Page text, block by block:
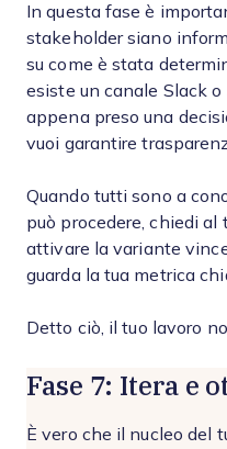
In questa fase è
stakeholder siano
su come è stata
esiste un canale Slack
appena preso una
vuoi garantire
Quando tutti sono a
può procedere, chiedi
attivare la variante
guarda la tua metrica
Detto ciò, il tuo lavoro
Fase 7: Itera e
È vero che il nucleo del